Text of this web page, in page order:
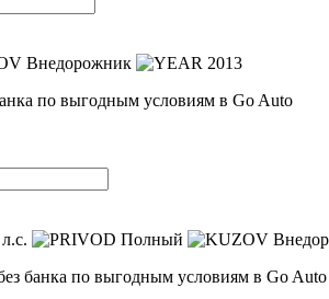
Внедорожник 2013
Полный